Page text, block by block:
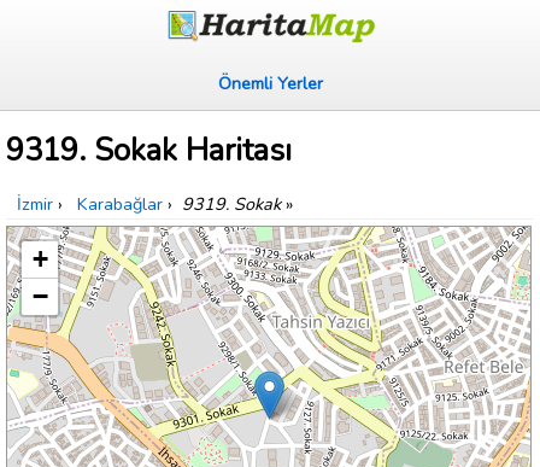
Önemli Yerler
9319. Sokak Haritası
İzmir › Karabağlar › 9319. Sokak»
+
−